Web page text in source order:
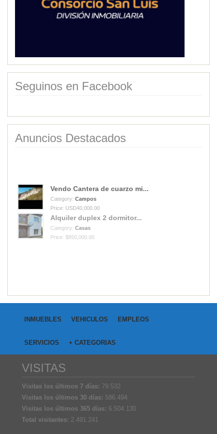
Seguinos en Facebook
Anuncios Destacados
Vendo Cantera de cuarzo mi...
Category: Campos
Price: USD40,000.00
Alquiler duplex 2 dormitor...
Category: Casas
Price: $850,000.00
INMUEBLES VEHICULOS EMPLEOS
SERVICIOS + CATEGORIAS
VISITAS
Visitas los últimos 7 días: 79.532
Visitas los últimos 30 días: 586.494
Visitas los últimos 365 días: 6.504.130
Total visitantes: 2.491.241